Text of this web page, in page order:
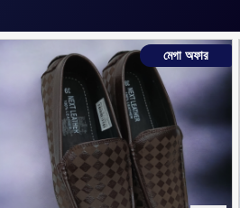
মেগা অফার